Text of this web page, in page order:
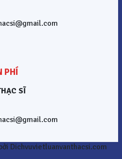
PHÍ
SĨ
Dichvuvietluanvanthacsi.com